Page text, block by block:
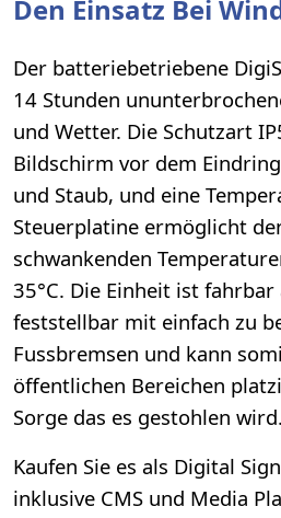
Den Einsatz Bei
Der batteriebetriebene
14 Stunden
und Wetter. Die Schutzart
Bildschirm vor dem
und Staub, und eine
Steuerplatine ermöglicht
schwankenden
35°C. Die Einheit ist
feststellbar mit einfach zu
Fussbremsen und kann
öffentlichen Bereichen
Sorge das es gestohlen wird.
Kaufen Sie es als Digital
inklusive CMS und Media